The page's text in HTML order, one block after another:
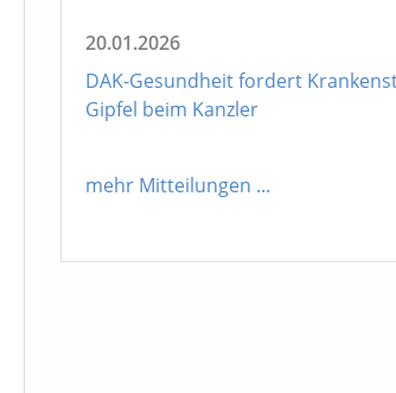
20.01.2026
DAK-Gesundheit fordert
Gipfel beim Kanzler
mehr Mitteilungen ...